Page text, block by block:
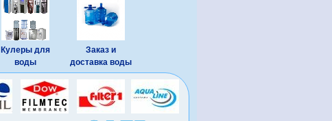
Кулеры для
воды
Заказ и
доставка воды